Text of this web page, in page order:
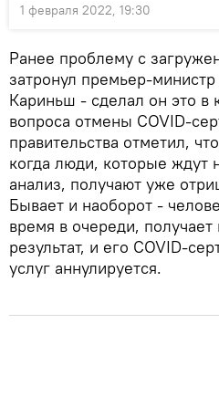
1 февраля 2022, 19:30
Ранее проблему с
затронул премьер-
Кариньш - сделал он это в
вопроса отмены COVID-
правительства отметил,
когда люди, которые ждут
анализ, получают уже
Бывает и наоборот -
время в очереди,
результат, и его COVID-
услуг аннулируется.